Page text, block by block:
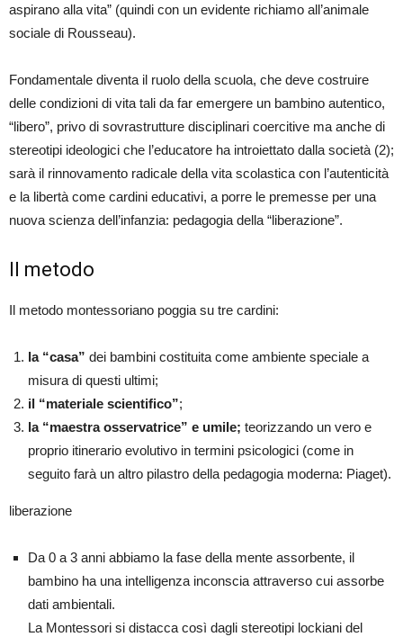
aspirano alla vita” (quindi con un evidente richiamo all’animale
sociale di Rousseau).
Fondamentale diventa il ruolo della scuola, che deve costruire
delle condizioni di vita tali da far emergere un bambino autentico,
“libero”, privo di sovrastrutture disciplinari coercitive ma anche di
stereotipi ideologici che l’educatore ha introiettato dalla società (2);
sarà il rinnovamento radicale della vita scolastica con l’autenticità
e la libertà come cardini educativi, a porre le premesse per una
nuova scienza dell’infanzia: pedagogia della “liberazione”.
Il metodo
Il metodo montessoriano poggia su tre cardini:
la “casa” dei bambini costituita come ambiente speciale a
misura di questi ultimi;
il “materiale scientifico”;
la “maestra osservatrice” e umile; teorizzando un vero e
proprio itinerario evolutivo in termini psicologici (come in
seguito farà un altro pilastro della pedagogia moderna: Piaget).
liberazione
Da 0 a 3 anni abbiamo la fase della mente assorbente, il
bambino ha una intelligenza inconscia attraverso cui assorbe
dati ambientali.
La Montessori si distacca così dagli stereotipi lockiani del